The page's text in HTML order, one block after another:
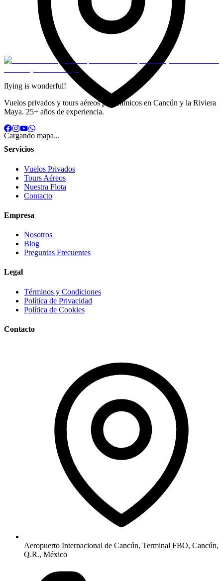
Cargando mapa...
flying is wonderful!
Vuelos privados y tours aéreos panorámicos en Cancún y la Riviera
Maya. 25+ años de experiencia.
Servicios
Vuelos Privados
Tours Aéreos
Nuestra Flota
Contacto
Empresa
Nosotros
Blog
Preguntas Frecuentes
Legal
Términos y Condiciones
Política de Privacidad
Política de Cookies
Contacto
Aeropuerto Internacional de Cancún, Terminal FBO, Cancún,
Q.R., México